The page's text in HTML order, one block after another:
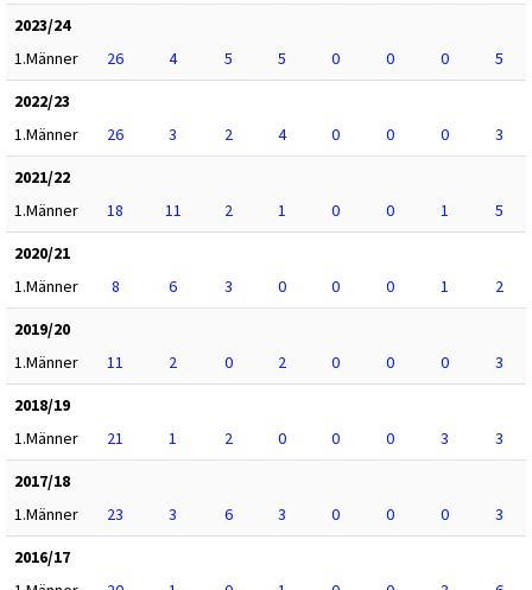
2023/24
1.Männer
26 4 5 5 0 0 0
5
2022/23
1.Männer
26 3 2 4 0 0 0
3
2021/22
1.Männer
18 11 2 1 0 0 1
5
2020/21
1.Männer
8 6 3 0 0 0 1
2
2019/20
1.Männer
11 2 0 2 0 0 0
3
2018/19
1.Männer
21 1 2 0 0 0 3
3
2017/18
1.Männer
23 3 6 3 0 0 0
3
2016/17